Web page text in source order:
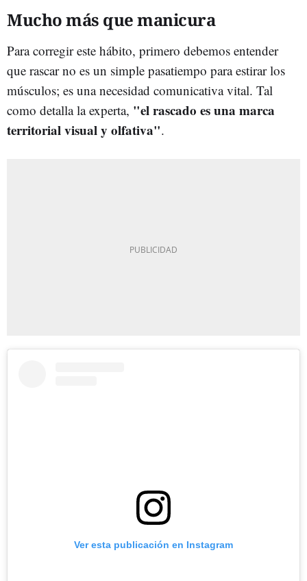
Mucho más que manicura
Para corregir este hábito, primero debemos entender
que rascar no es un simple pasatiempo para estirar los
músculos; es una necesidad comunicativa vital. Tal
como detalla la experta, "el rascado es una marca
territorial visual y olfativa".
Ver esta publicación en Instagram